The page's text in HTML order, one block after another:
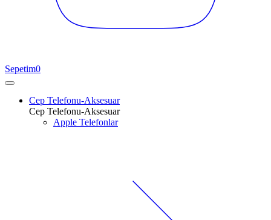
Sepetim0
Cep Telefonu-Aksesuar
Cep Telefonu-Aksesuar
Apple Telefonlar